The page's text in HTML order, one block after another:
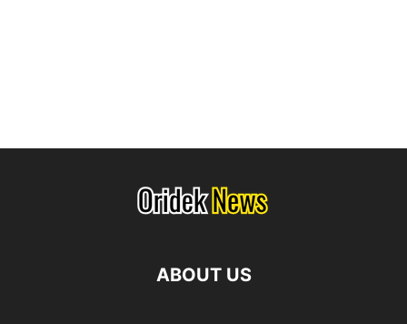
ABOUT US